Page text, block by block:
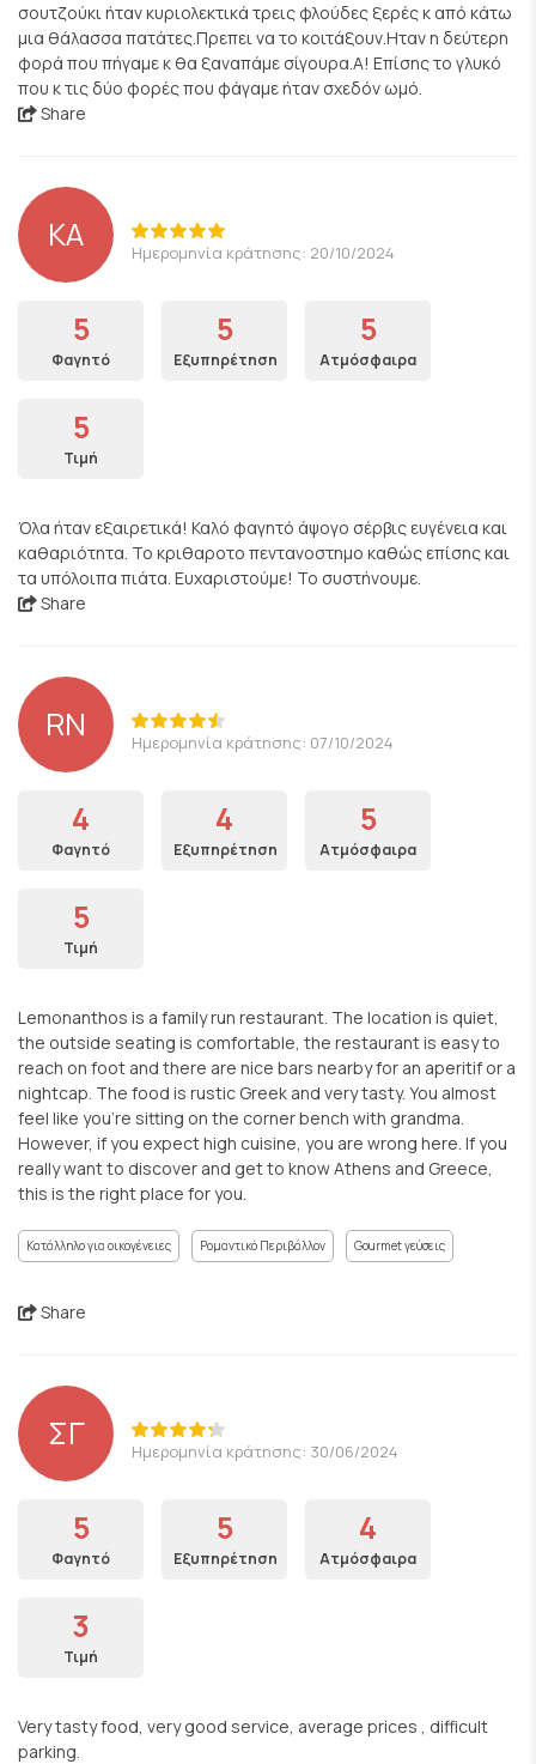
σουτζούκι ήταν κυριολεκτικά τρεις φλούδες ξερές κ από κάτω
μια θάλασσα πατάτες.Πρεπει να το κοιτάξουν.Ηταν η δεύτερη
φορά που πήγαμε κ θα ξαναπάμε σίγουρα.Α! Επίσης το γλυκό
που κ τις δύο φορές που φάγαμε ήταν σχεδόν ωμό.
Share
ΚΑ Ημερομηνία κράτησης: 20/10/2024
5
Φαγητό
5
Εξυπηρέτηση
5
Ατμόσφαιρα
5
Τιμή
Όλα ήταν εξαιρετικά! Καλό φαγητό άψογο σέρβις ευγένεια και
καθαριότητα. Το κριθαροτο πεντανοστημο καθώς επίσης και
τα υπόλοιπα πιάτα. Ευχαριστούμε! Το συστήνουμε.
Share
RN Ημερομηνία κράτησης: 07/10/2024
4
Φαγητό
4
Εξυπηρέτηση
5
Ατμόσφαιρα
5
Τιμή
Lemonanthos is a family run restaurant. The location is quiet,
the outside seating is comfortable, the restaurant is easy to
reach on foot and there are nice bars nearby for an aperitif or a
nightcap. The food is rustic Greek and very tasty. You almost
feel like you're sitting on the corner bench with grandma.
However, if you expect high cuisine, you are wrong here. If you
really want to discover and get to know Athens and Greece,
this is the right place for you.
Κατάλληλο για οικογένειες Ρομαντικό Περιβάλλον Gourmet γεύσεις
Share
ΣΓ Ημερομηνία κράτησης: 30/06/2024
5
Φαγητό
5
Εξυπηρέτηση
4
Ατμόσφαιρα
3
Τιμή
Very tasty food, very good service, average prices , difficult
parking.